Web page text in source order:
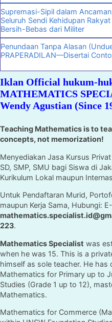
Supremasi-Sipil dalam
Seluruh Sendi Kehidupan
Bersih-Bebas dari Militer
Penundaan Tanpa Alasan
PRAPERADILAN—Disertai
Iklan Official hukum-
MATHEMATICS
Wendy Agustian (Since
Teaching Mathematics is to
concepts, not memorization!
Menyediakan Jasa Kursus
SD, SMP, SMU bagi Siswa di
Kurikulum Lokal maupun
Untuk Pendaftaran Murid,
maupun Kerja Sama, Hubungi:
223.
Mathematics Specialist was
when he was 15. This is a
himself as sole teacher. He has
Mathematics for Primary up to
Studies (Grade 1 up to 12),
Mathematics.
Mathematics for Commerce